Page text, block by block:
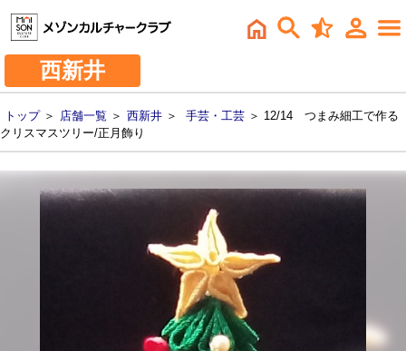
西新井
トップ＞ 店舗一覧 ＞ 西新井 ＞ 手芸・工芸 ＞ 12/14 つまみ細工で作る
クリスマスツリー/正月飾り